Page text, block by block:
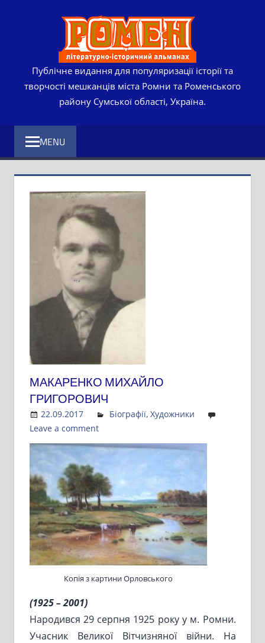
Публічне видання для популяризації історії та
творчості мешканців міста Ромни та Роменського
району Сумської області, Україна.
MENU
МАКАРЕНКО МИХАЙЛО
ГРИГОРОВИЧ
22.09.2017 Admin
Біографії, Художники
Leave a comment
Копія з картини Орловського
(1925 – 2001)
Народився 29 серпня 1925 року у м. Ромни.
Учасник Великої Вітчизняної війни. На